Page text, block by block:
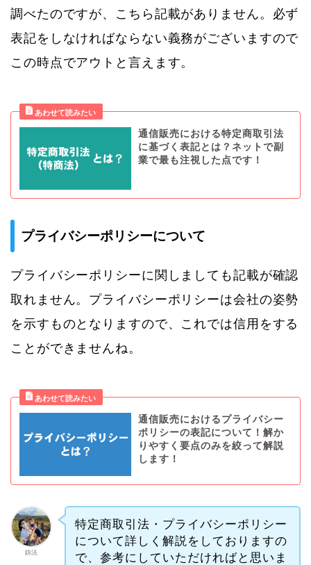
調べたのですが、こちら記載がありません。必ず
表記をしなければならない義務がございますので
この時点でアウトと言えます。
通信販売における特定商取引法
に基づく表記とは？ネットで副
業で最も注視した点です！
プライバシーポリシーについて
プライバシーポリシーに関しましても記載が確認
取れません。プライバシーポリシーは会社の姿勢
を示すものとなりますので、これでは信用をする
ことができませんね。
通信販売におけるプライバシー
ポリシーの表記について！解か
りやすく要点のみを絞って解説
します！
釼法
特定商取引法・プライバシーポリシー
について詳しく解説をしておりますの
で、参考にしていただければと思いま